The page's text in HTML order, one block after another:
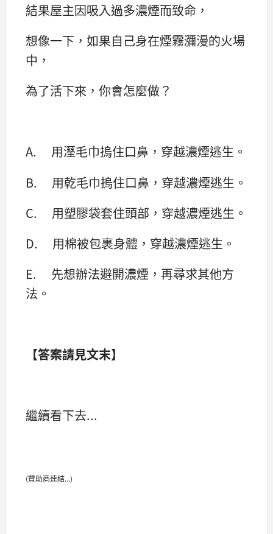
結果屋主因吸入過多濃煙而致命，
想像一下，如果自己身在煙霧瀰漫的火場
中，
為了活下來，你會怎麼做？
A. 用溼毛巾摀住口鼻，穿越濃煙逃生。
B. 用乾毛巾摀住口鼻，穿越濃煙逃生。
C. 用塑膠袋套住頭部，穿越濃煙逃生。
D. 用棉被包裹身體，穿越濃煙逃生。
E. 先想辦法避開濃煙，再尋求其他方
法。
【答案請見文末】
繼續看下去...
(贊助商連結...)